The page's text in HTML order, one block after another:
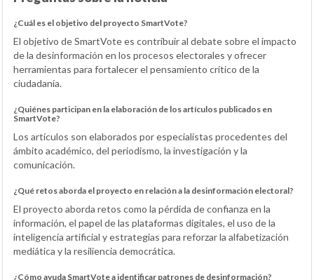
¿Cuál es el objetivo del proyecto SmartVote?
El objetivo de SmartVote es contribuir al debate sobre el impacto
de la desinformación en los procesos electorales y ofrecer
herramientas para fortalecer el pensamiento crítico de la
ciudadanía.
¿Quiénes participan en la elaboración de los artículos publicados en
SmartVote?
Los artículos son elaborados por especialistas procedentes del
ámbito académico, del periodismo, la investigación y la
comunicación.
¿Qué retos aborda el proyecto en relación a la desinformación electoral?
El proyecto aborda retos como la pérdida de confianza en la
información, el papel de las plataformas digitales, el uso de la
inteligencia artificial y estrategias para reforzar la alfabetización
mediática y la resiliencia democrática.
¿Cómo ayuda SmartVote a identificar patrones de desinformación?